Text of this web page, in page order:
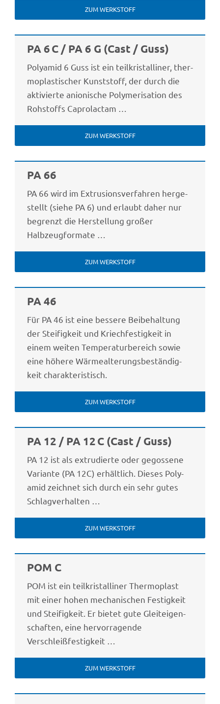
ZUM WERK­STOFF
PA 6 C / PA 6 G (Cast / Guss)
Poly­amid 6 Guss ist ein teil­kris­tal­li­ner, ther­
mo­plas­ti­scher Kunst­stoff, der durch die
akti­vierte anio­ni­sche Poly­me­ri­sa­tion des
Rohstoffs Caprolactam …
ZUM WERK­STOFF
PA 66
PA 66 wird im Extru­si­ons­ver­fah­ren herge­
stellt (siehe PA 6) und erlaubt daher nur
begrenzt die Herstel­lung großer
Halbzeugformate …
ZUM WERK­STOFF
PA 46
Für PA 46 ist eine bessere Beibe­hal­tung
der Stei­fig­keit und Kriech­fes­tig­keit in
einem weiten Tempe­ra­tur­be­reich sowie
eine höhere Wärme­al­te­rungs­be­stän­dig­
keit charakteristisch.
ZUM WERK­STOFF
PA 12 / PA 12 C (Cast / Guss)
PA 12 ist als extru­dierte oder gegos­sene
Vari­ante (PA 12C) erhält­lich. Dieses Poly­
amid zeich­net sich durch ein sehr gutes
Schlagverhalten …
ZUM WERK­STOFF
POM C
POM ist ein teil­kris­tal­li­ner Ther­mo­plast
mit einer hohen mecha­ni­schen Festig­keit
und Stei­fig­keit. Er bietet gute Glei­t­ei­gen­
schaf­ten, eine hervor­ra­gende
Verschleißfestigkeit …
ZUM WERK­STOFF